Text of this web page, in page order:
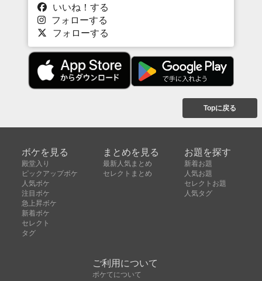
いいね！する
フォローする
フォローする
Topに戻る
ボケを見る
殿堂入り
ピックアップボケ
人気ボケ
注目ボケ
急上昇ボケ
新着ボケ
セレクト
タグ
まとめを見る
最新人気まとめ
セレクトまとめ
お題を探す
新着お題
人気お題
セレクトお題
人気タグ
ご利用について
ボケてについて